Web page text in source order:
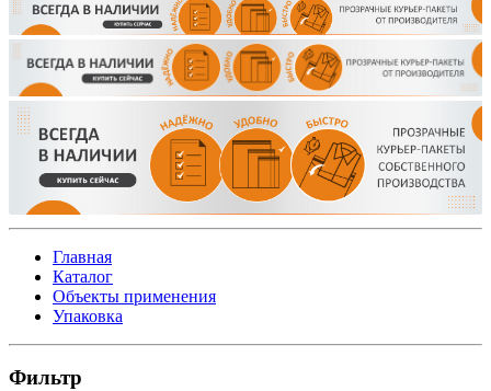
Главная
Каталог
Объекты применения
Упаковка
Фильтр